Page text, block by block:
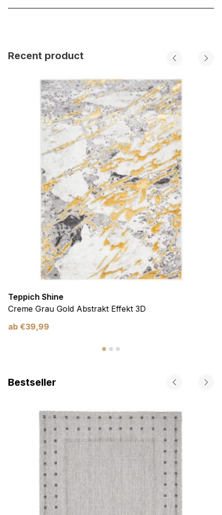
Recent product
Teppich Shine
Creme Grau Gold Abstrakt Effekt 3D
ab €39,99
Bestseller